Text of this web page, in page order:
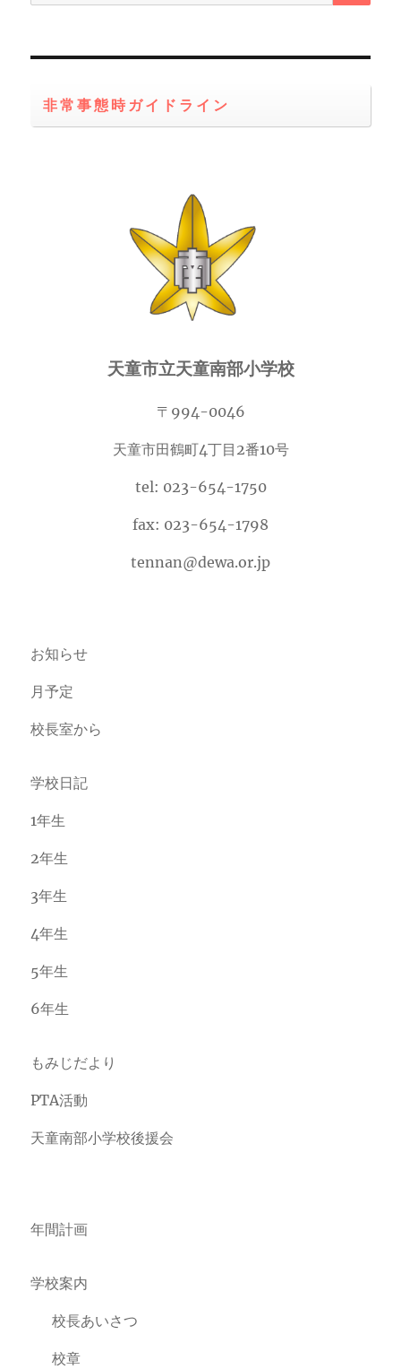
索:
非常事態時ガイドライン
天童市立天童南部小学校
〒994-0046
天童市田鶴町4丁目2番10号
tel: 023-654-1750
fax: 023-654-1798
tennan@dewa.or.jp
お知らせ
月予定
校長室から
学校日記
1年生
2年生
3年生
4年生
5年生
6年生
もみじだより
PTA活動
天童南部小学校後援会
年間計画
学校案内
校長あいさつ
校章